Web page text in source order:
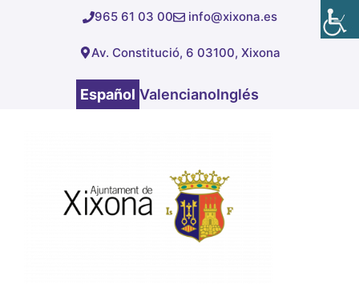
965 61 03 00 info@xixona.es
Av. Constitució, 6 03100, Xixona
Español ValencianoInglés